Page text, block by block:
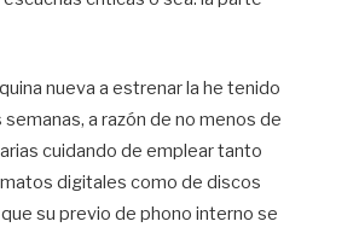
nueva a estrenar la he tenido
a razón de no menos de
cuidando de emplear tanto
digitales como de discos
su previo de phono interno se